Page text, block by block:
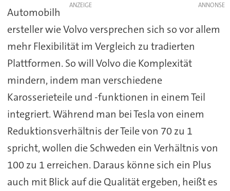
ANZEIGE
Automobilh
ersteller wie Volvo versprechen sich so vor allem
mehr Flexibilität im Vergleich zu tradierten
Plattformen. So will Volvo die Komplexität
mindern, indem man verschiedene
Karosserieteile und -funktionen in einem Teil
integriert. Während man bei Tesla von einem
Reduktionsverhältnis der Teile von 70 zu 1
spricht, wollen die Schweden ein Verhältnis von
100 zu 1 erreichen. Daraus könne sich ein Plus
auch mit Blick auf die Qualität ergeben, heißt es